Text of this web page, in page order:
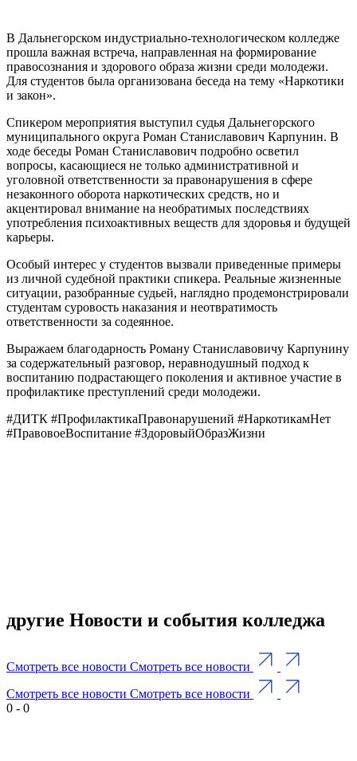
В Дальнегорском индустриально-технологическом колледже
прошла важная встреча, направленная на формирование
правосознания и здорового образа жизни среди молодежи.
Для студентов была организована беседа на тему «Наркотики
и закон».
Спикером мероприятия выступил судья Дальнегорского
муниципального округа Роман Станиславович Карпунин. В
ходе беседы Роман Станиславович подробно осветил
вопросы, касающиеся не только административной и
уголовной ответственности за правонарушения в сфере
незаконного оборота наркотических средств, но и
акцентировал внимание на необратимых последствиях
употребления психоактивных веществ для здоровья и будущей
карьеры.
Особый интерес у студентов вызвали приведенные примеры
из личной судебной практики спикера. Реальные жизненные
ситуации, разобранные судьей, наглядно продемонстрировали
студентам суровость наказания и неотвратимость
ответственности за содеянное.
Выражаем благодарность Роману Станиславовичу Карпунину
за содержательный разговор, неравнодушный подход к
воспитанию подрастающего поколения и активное участие в
профилактике преступлений среди молодежи.
#ДИТК #ПрофилактикаПравонарушений #НаркотикамНет
#ПравовоеВоспитание #ЗдоровыйОбразЖизни
другие Новости и события колледжа
Смотреть все новости Смотреть все новости
Смотреть все новости Смотреть все новости
0 - 0